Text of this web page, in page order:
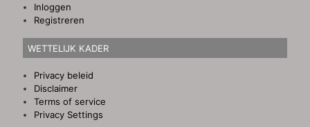
Inloggen
Registreren
WETTELIJK KADER
Privacy beleid
Disclaimer
Terms of service
Privacy Settings